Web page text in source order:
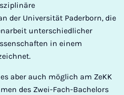
der Universität Paderborn, die
unterschiedlicher
in einem
aber auch möglich am ZeKK
des Zwei-Fach-Bachelors